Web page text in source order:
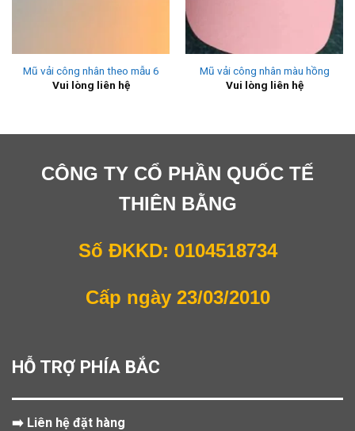
Mũ vải công nhân theo mẫu 6
Vui lòng liên hệ
Mũ vải công nhân màu hồng
Vui lòng liên hệ
CÔNG TY CỔ PHẦN QUỐC TẾ
THIÊN BẰNG
Số ĐKKD: 0104518734
Cấp ngày 23/03/2010
HỖ TRỢ PHÍA BẮC
➡️ Liên hệ đặt hàng